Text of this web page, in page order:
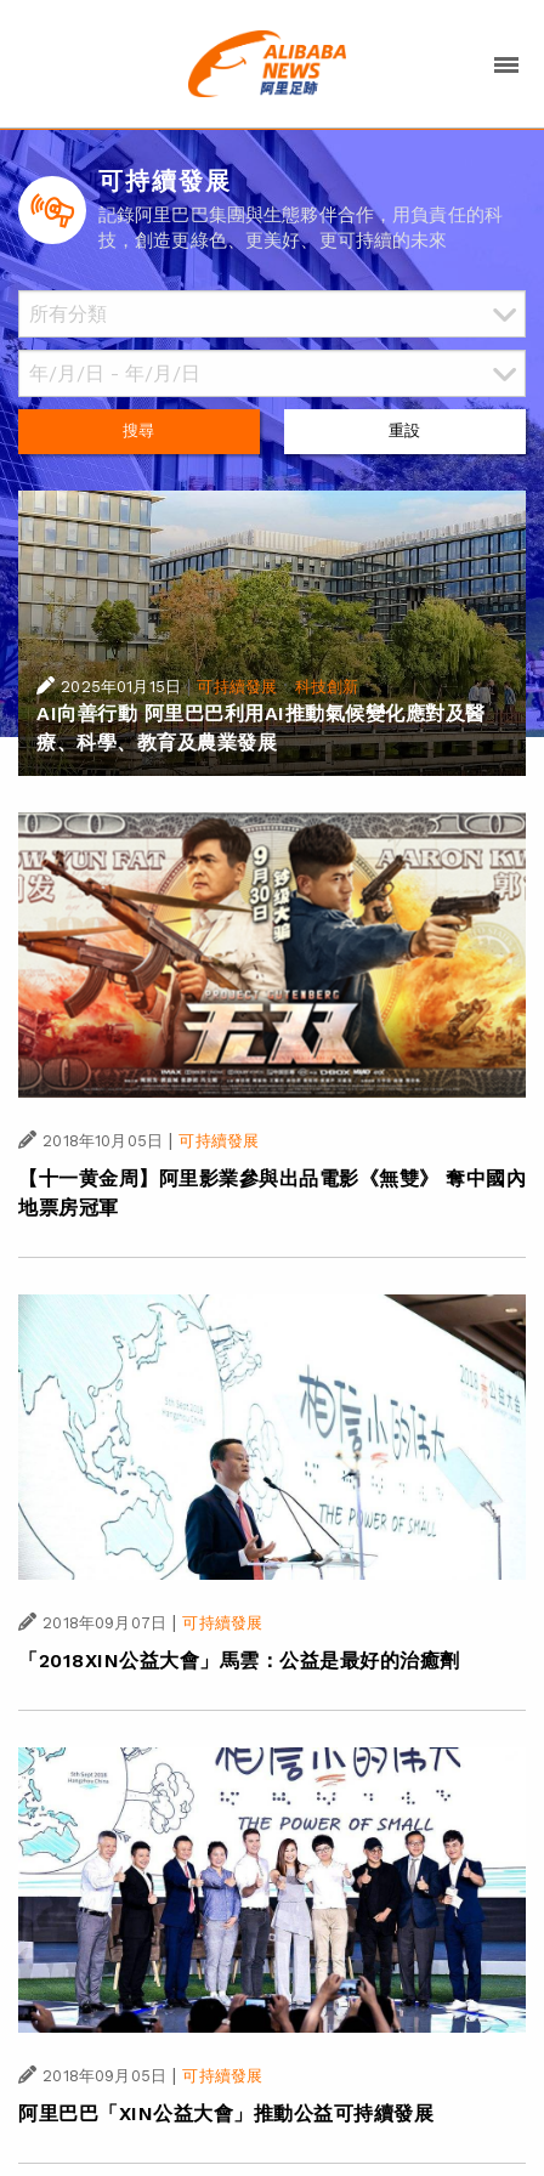
可持續發展
記錄阿里巴巴集團與生態夥伴合作，用負責任的科
技，創造更綠色、更美好、更可持續的未來
搜尋 重設
2025年01月15日 |可持續發展·科技創新
AI向善行動 阿里巴巴利用AI推動氣候變化應對及醫
療、科學、教育及農業發展
2018年10月05日 | 可持續發展
【十一黄金周】阿里影業參與出品電影《無雙》 奪中國內
地票房冠軍
2018年09月07日 | 可持續發展
「2018XIN公益大會」馬雲：公益是最好的治癒劑
2018年09月05日 | 可持續發展
阿里巴巴「XIN公益大會」推動公益可持續發展